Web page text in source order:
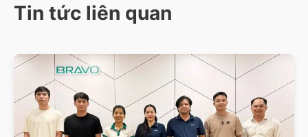
Tin tức liên quan